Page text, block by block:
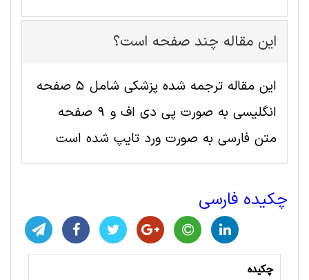
این مقاله چند صفحه است؟
این مقاله ترجمه شده پزشکی شامل 5 صفحه
انگلیسی به صورت پی دی اف و 9 صفحه
متن فارسی به صورت ورد تایپ شده است
چکیده فارسی
چکیده